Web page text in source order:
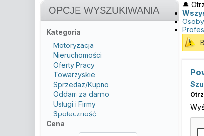
OPCJE WYSZUKIWANIA
Kategoria
Motoryzacja
Nieruchomości
Oferty Pracy
Towarzyskie
Sprzedaz/Kupno
Oddam za darmo
Usługi i Firmy
Społeczność
Cena
🔔